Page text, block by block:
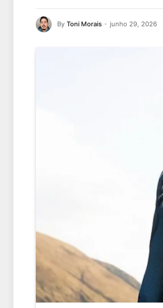
By Toni Morais junho 29, 2026